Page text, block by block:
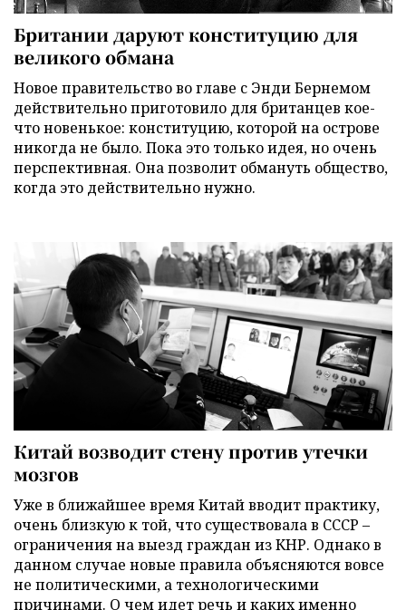
Британии даруют конституцию для
великого обмана
Новое правительство во главе с Энди Бернемом
действительно приготовило для британцев кое-
что новенькое: конституцию, которой на острове
никогда не было. Пока это только идея, но очень
перспективная. Она позволит обмануть общество,
когда это действительно нужно.
Китай возводит стену против утечки
мозгов
Уже в ближайшее время Китай вводит практику,
очень близкую к той, что существовала в СССР –
ограничения на выезд граждан из КНР. Однако в
данном случае новые правила объясняются вовсе
не политическими, а технологическими
причинами. О чем идет речь и каких именно